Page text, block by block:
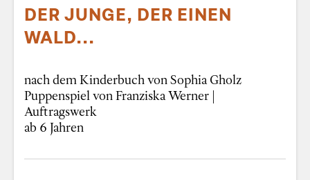
DER JUNGE, DER EINEN
WALD...
nach dem Kinderbuch von Sophia Gholz
Puppenspiel von Franziska Werner |
Auftragswerk
ab 6 Jahren